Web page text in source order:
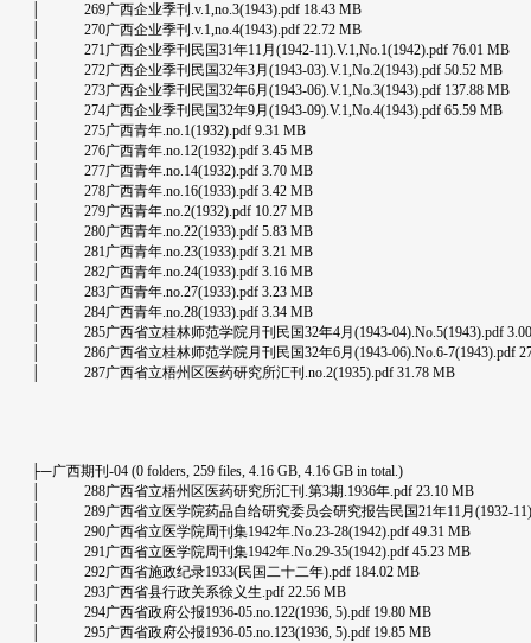
│ 269广西企业季刊.v.1,no.3(1943).pdf 18.43 MB
│ 270广西企业季刊.v.1,no.4(1943).pdf 22.72 MB
│ 271广西企业季刊民国31年11月(1942-11).V.1,No.1(1942).pdf 76.01 MB
│ 272广西企业季刊民国32年3月(1943-03).V.1,No.2(1943).pdf 50.52 MB
│ 273广西企业季刊民国32年6月(1943-06).V.1,No.3(1943).pdf 137.88 MB
│ 274广西企业季刊民国32年9月(1943-09).V.1,No.4(1943).pdf 65.59 MB
│ 275广西青年.no.1(1932).pdf 9.31 MB
│ 276广西青年.no.12(1932).pdf 3.45 MB
│ 277广西青年.no.14(1932).pdf 3.70 MB
│ 278广西青年.no.16(1933).pdf 3.42 MB
│ 279广西青年.no.2(1932).pdf 10.27 MB
│ 280广西青年.no.22(1933).pdf 5.83 MB
│ 281广西青年.no.23(1933).pdf 3.21 MB
│ 282广西青年.no.24(1933).pdf 3.16 MB
│ 283广西青年.no.27(1933).pdf 3.23 MB
│ 284广西青年.no.28(1933).pdf 3.34 MB
│ 285广西省立桂林师范学院月刊民国32年4月(1943-04).No.5(1943).pdf
│ 286广西省立桂林师范学院月刊民国32年6月(1943-06).No.6-7(1943).pdf
│ 287广西省立梧州区医药研究所汇刊.no.2(1935).pdf 31.78 MB
├─广西期刊-04 (0 folders, 259 files, 4.16 GB, 4.16 GB in total.)
│ 288广西省立梧州区医药研究所汇刊.第3期.1936年.pdf 23.10 MB
│ 289广西省立医学院药品自给研究委员会研究报告民国21年11月(1932-
│ 290广西省立医学院周刊集1942年.No.23-28(1942).pdf 49.31 MB
│ 291广西省立医学院周刊集1942年.No.29-35(1942).pdf 45.23 MB
│ 292广西省施政纪录1933(民国二十二年).pdf 184.02 MB
│ 293广西省县行政关系徐义生.pdf 22.56 MB
│ 294广西省政府公报1936-05.no.122(1936, 5).pdf 19.80 MB
│ 295广西省政府公报1936-05.no.123(1936, 5).pdf 19.85 MB